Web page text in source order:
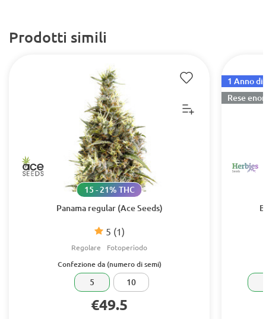
Prodotti simili
Panama regular (Ace Seeds)
5 (1)
15 - 21% THC
Regolare Fotoperiodo
Confezione da (numero di semi)
5 10
€49.5
1 Anno di
Rese